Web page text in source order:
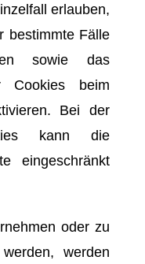
erlauben,
bestimmte Fälle
sowie das
Cookies beim
Bei der
kann die
eingeschränkt
oder zu
werden